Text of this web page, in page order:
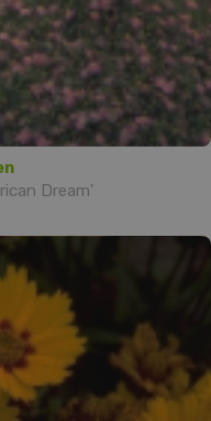
Dream'